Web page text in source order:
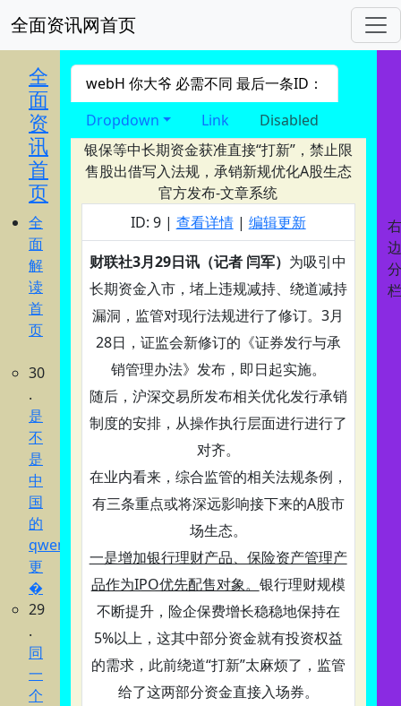
全面资讯网首页
全
面
资
讯
首
页
全
面
解
读
首
页
30
.
是
不
是
中
国
的
qwen3.7
更
�
29
.
同
一
个
webH 你大爷 必需不同 最后一条ID：
Dropdown
Link
Disabled
银保等中长期资金获准直接“打新”，禁止限
售股出借写入法规，承销新规优化A股生态
官方发布-文章系统
ID: 9 | 查看详情| 编辑更新
财联社3月29日讯（记者 闫军） 为吸引中
长期资金入市，堵上违规减持、绕道减持
漏洞，监管对现行法规进行了修订。3月
28日，证监会新修订的《证券发行与承
销管理办法》发布，即日起实施。
随后，沪深交易所发布相关优化发行承销
制度的安排，从操作执行层面进行进行了
对齐。
在业内看来，综合监管的相关法规条例，
有三条重点或将深远影响接下来的A股市
场生态。
一是增加银行理财产品、保险资产管理产
品作为IPO优先配售对象。 银行理财规模
不断提升，险企保费增长稳稳地保持在
5%以上，这其中部分资金就有投资权益
的需求，此前绕道“打新”太麻烦了，监管
给了这两部分资金直接入场券。
右
边
分
栏